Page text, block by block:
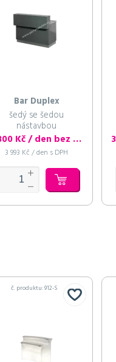
Bar Duplex
šedý se šedou
nástavbou
3 300 Kč / den bez DPH
3 993 Kč / den s DPH
č. produktu: 912-S